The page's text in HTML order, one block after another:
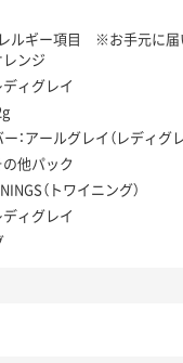
ルギー項目 ※お手元に届
レンジ
ディグレイ
：アールグレイ（レディグレ
の他パック
（トワイニング）
ディグレイ